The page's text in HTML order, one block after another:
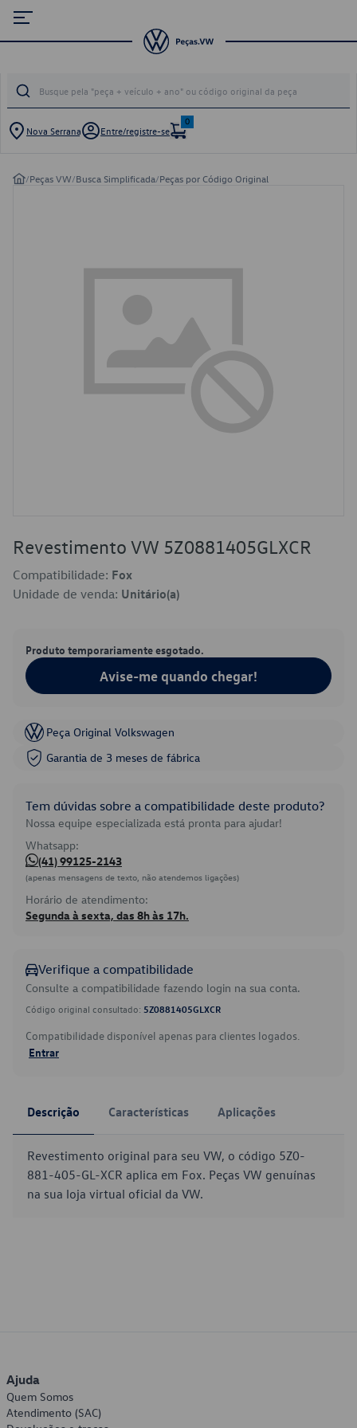
Nova Serrana Entre/registre-se
0
/Peças VW/Busca Simplificada/Peças por Código Original
Revestimento VW 5Z0881405GLXCR
Compatibilidade: Fox
Unidade de venda: Unitário(a)
Produto temporariamente esgotado.
Avise-me quando chegar!
Peça Original Volkswagen
Garantia de 3 meses de fábrica
Tem dúvidas sobre a compatibilidade deste produto?
Nossa equipe especializada está pronta para ajudar!
Whatsapp:
(41) 99125-2143
(apenas mensagens de texto, não atendemos ligações)
Horário de atendimento:
Segunda à sexta, das 8h às 17h.
Verifique a compatibilidade
Consulte a compatibilidade fazendo login na sua conta.
Código original consultado: 5Z0881405GLXCR
Compatibilidade disponível apenas para clientes logados.
Entrar
Descrição Características Aplicações
Revestimento original para seu VW, o código 5Z0-
881-405-GL-XCR aplica em Fox. Peças VW genuínas
na sua loja virtual oficial da VW.
Ajuda
Quem Somos
Atendimento (SAC)